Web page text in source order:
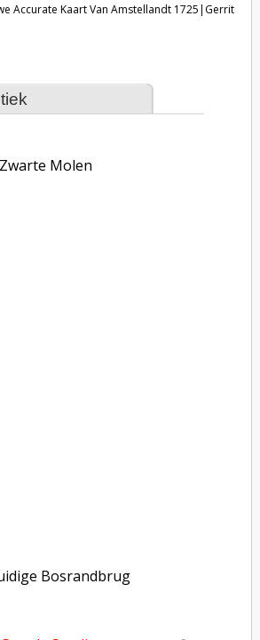
Molen
Bosrandbrug
Accurate Kaart Van Amstellandt 1725|Gerrit